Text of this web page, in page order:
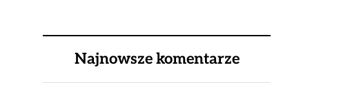
Najnowsze komentarze